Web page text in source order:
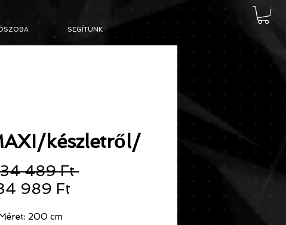
SEGÍTÜNK
készletről/
489 Ft Szokásos
989 Ft
200 cm